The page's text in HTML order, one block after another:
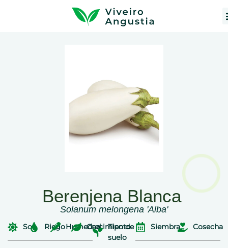
Berenjena Blanca
Solanum melongena 'Alba'
Sol RiegoHumedadCrecimiento
Tipo de
suelo
Siembra Cosecha